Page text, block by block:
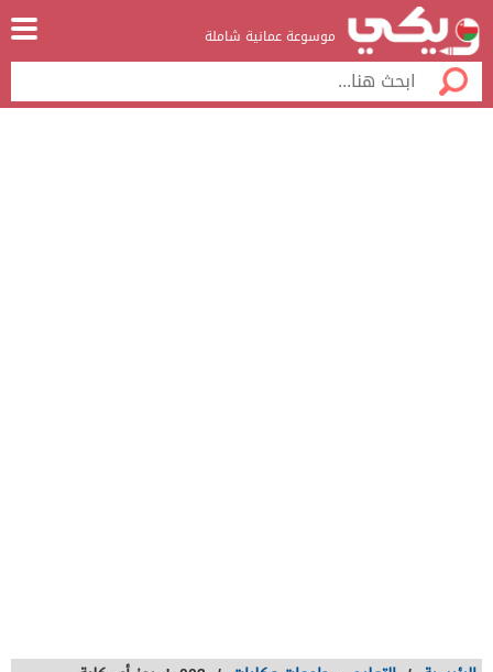
موسوعة عمانية شاملة